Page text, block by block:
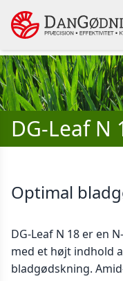
DG-Leaf N
Optimal
DG-Leaf N 18 er en
med et højt indhold
bladgødskning.